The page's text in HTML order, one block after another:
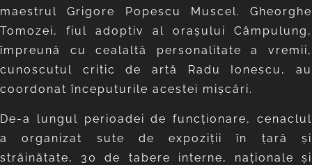
maestrul Grigore Popescu Muscel. Gheorghe
Tomozei, fiul adoptiv al oraşului Câmpulung,
împreună cu cealaltă personalitate a vremii,
cunoscutul critic de artă Radu Ionescu, au
coordonat începuturile acestei mişcări.
De-a lungul perioadei de funcționare, cenaclul
a organizat sute de expoziţii în ţară şi
străinătate, 30 de tabere interne, naţionale și